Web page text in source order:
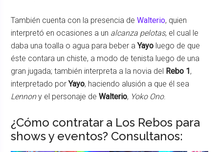
También cuenta con la presencia deWalterio, quien
interpretó en ocasiones a un alcanza pelotas, el cual le
daba una toalla o agua para beber aYayo luego de que
éste contara un chiste, a modo de tenista luego de una
gran jugada; también interpreta a la novia del Rebo 1,
interpretado porYayo, haciendo alusión a que él sea
Lennony el personaje deWalterio, Yoko Ono.
¿Cómo contratar a Los Rebos para
shows y eventos? Consultanos: